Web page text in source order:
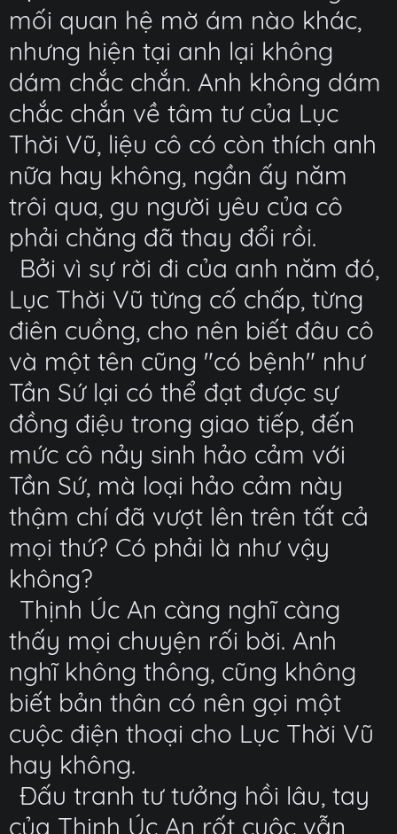
mối quan hệ mờ ám nào khác,
nhưng hiện tại anh lại không
dám chắc chắn. Anh không dám
chắc chắn về tâm tư của Lục
Thời Vũ, liệu cô có còn thích anh
nữa hay không, ngần ấy năm
trôi qua, gu người yêu của cô
phải chăng đã thay đổi rồi.
Bởi vì sự rời đi của anh năm đó,
Lục Thời Vũ từng cố chấp, từng
điên cuồng, cho nên biết đâu cô
và một tên cũng "có bệnh" như
Tần Sứ lại có thể đạt được sự
đồng điệu trong giao tiếp, đến
mức cô nảy sinh hảo cảm với
Tần Sứ, mà loại hảo cảm này
thậm chí đã vượt lên trên tất cả
mọi thứ? Có phải là như vậy
không?
Thịnh Úc An càng nghĩ càng
thấy mọi chuyện rối bời. Anh
nghĩ không thông, cũng không
biết bản thân có nên gọi một
cuộc điện thoại cho Lục Thời Vũ
hay không.
Đấu tranh tư tưởng hồi lâu, tay
của Thịnh Úc An rốt cuộc vẫn